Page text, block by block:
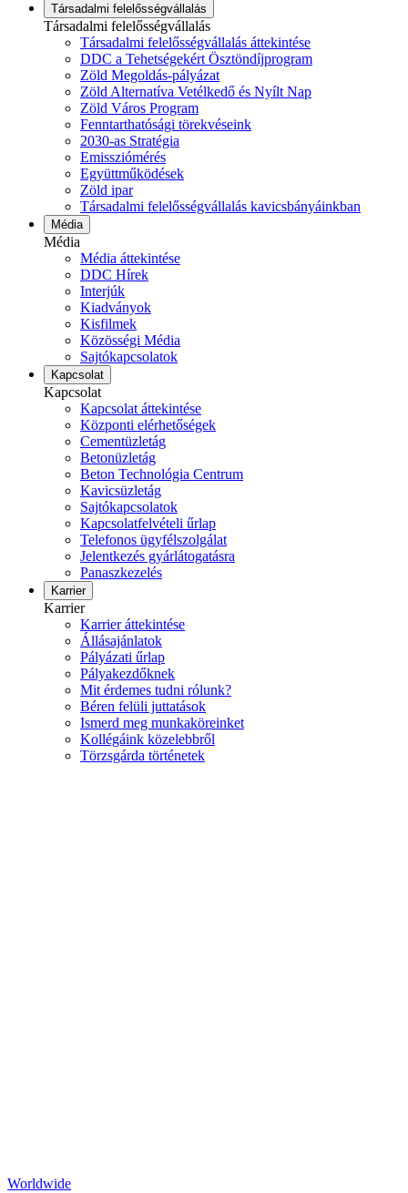
Társadalmi felelősségvállalás
Társadalmi felelősségvállalás
Társadalmi felelősségvállalás áttekintése
DDC a Tehetségekért Ösztöndíjprogram
Zöld Megoldás-pályázat
Zöld Alternatíva Vetélkedő és Nyílt Nap
Zöld Város Program
Fenntarthatósági törekvéseink
2030-as Stratégia
Emissziómérés
Együttműködések
Zöld ipar
Társadalmi felelősségvállalás kavicsbányáinkban
Média
Média
Média áttekintése
DDC Hírek
Interjúk
Kiadványok
Kisfilmek
Közösségi Média
Sajtókapcsolatok
Kapcsolat
Kapcsolat
Kapcsolat áttekintése
Központi elérhetőségek
Cementüzletág
Betonüzletág
Beton Technológia Centrum
Kavicsüzletág
Sajtókapcsolatok
Kapcsolatfelvételi űrlap
Telefonos ügyfélszolgálat
Jelentkezés gyárlátogatásra
Panaszkezelés
Karrier
Karrier
Karrier áttekintése
Állásajánlatok
Pályázati űrlap
Pályakezdőknek
Mit érdemes tudni rólunk?
Béren felüli juttatások
Ismerd meg munkaköreinket
Kollégáink közelebbről
Törzsgárda történetek
Worldwide